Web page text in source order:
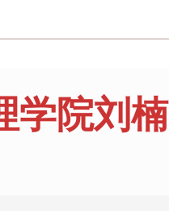
学院刘